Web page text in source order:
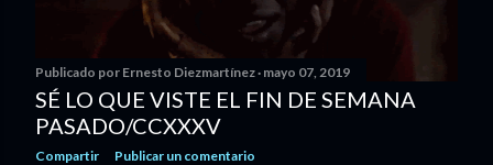
Publicado por Ernesto Diezmartínez mayo 07, 2019
SÉ LO QUE VISTE EL FIN DE SEMANA
PASADO/CCXXXV
Compartir Publicar un comentario